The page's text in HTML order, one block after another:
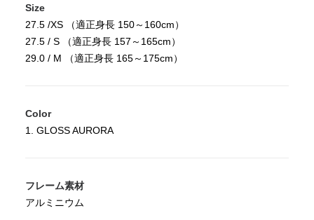
Size
27.5 /XS （適正身長 150～160cm）
27.5 / S （適正身長 157～165cm）
29.0 / M （適正身長 165～175cm）
Color
1. GLOSS AURORA
フレーム素材
アルミニウム